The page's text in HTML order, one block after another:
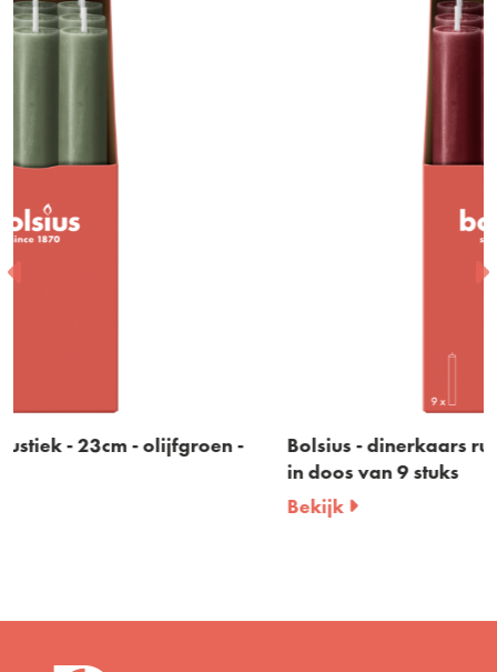
-
Bolsius - dinerkaars rustiek - 23cm - bordeaux